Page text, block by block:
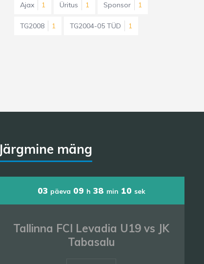
Ajax 1 Üritus 1 Sponsor 1
TG2008 1 TG2004-05 TÜD 1
Järgmine mäng
03 päeva 09 h 38 min 09 sek
Tallinna FCI Levadia U19 vs JK
Tabasalu